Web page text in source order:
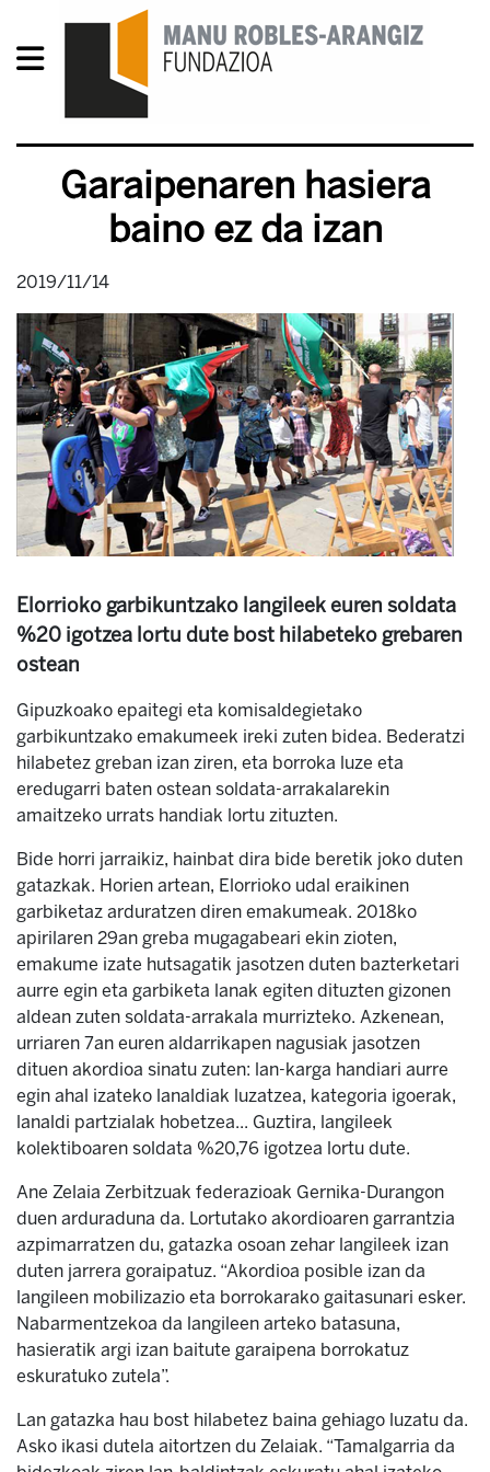
Garaipenaren hasiera
baino ez da izan
2019/11/14
Elorrioko garbikuntzako langileek euren soldata
%20 igotzea lortu dute bost hilabeteko grebaren
ostean
Gipuzkoako epaitegi eta komisaldegietako
garbikuntzako emakumeek ireki zuten bidea. Bederatzi
hilabetez greban izan ziren, eta borroka luze eta
eredugarri baten ostean soldata-arrakalarekin
amaitzeko urrats handiak lortu zituzten.
Bide horri jarraikiz, hainbat dira bide beretik joko duten
gatazkak. Horien artean, Elorrioko udal eraikinen
garbiketaz arduratzen diren emakumeak. 2018ko
apirilaren 29an greba mugagabeari ekin zioten,
emakume izate hutsagatik jasotzen duten bazterketari
aurre egin eta garbiketa lanak egiten dituzten gizonen
aldean zuten soldata-arrakala murrizteko. Azkenean,
urriaren 7an euren aldarrikapen nagusiak jasotzen
dituen akordioa sinatu zuten: lan-karga handiari aurre
egin ahal izateko lanaldiak luzatzea, kategoria igoerak,
lanaldi partzialak hobetzea... Guztira, langileek
kolektiboaren soldata %20,76 igotzea lortu dute.
Ane Zelaia Zerbitzuak federazioak Gernika-Durangon
duen arduraduna da. Lortutako akordioaren garrantzia
azpimarratzen du, gatazka osoan zehar langileek izan
duten jarrera goraipatuz. “Akordioa posible izan da
langileen mobilizazio eta borrokarako gaitasunari esker.
Nabarmentzekoa da langileen arteko batasuna,
hasieratik argi izan baitute garaipena borrokatuz
eskuratuko zutela”.
Lan gatazka hau bost hilabetez baina gehiago luzatu da.
Asko ikasi dutela aitortzen du Zelaiak. “Tamalgarria da